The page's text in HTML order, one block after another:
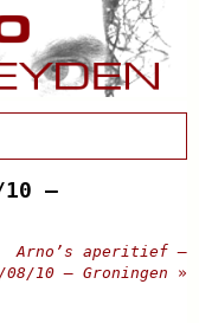
–
Arno’s aperitief –
08/10 – Groningen »